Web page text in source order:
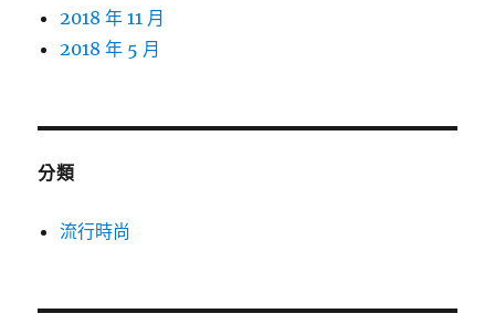
2018 年 11 月
2018 年 5 月
分類
流行時尚